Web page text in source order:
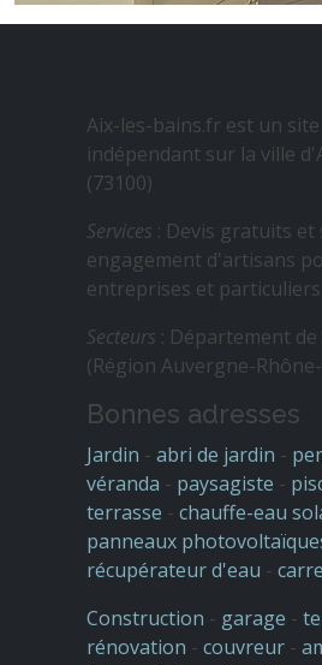
Aix-les-bains.fr est un
indépendant sur la ville
(73100)
Services : Devis gratuits et
engagement d'artisans
entreprises et particuliers
Secteurs : Département de
(Région Auvergne-
Bonnes adresses
Jardin - abri de jardin -
véranda - paysagiste -
terrasse - chauffe-eau
panneaux
récupérateur d'eau -
Construction - garage -
rénovation - couvreur -